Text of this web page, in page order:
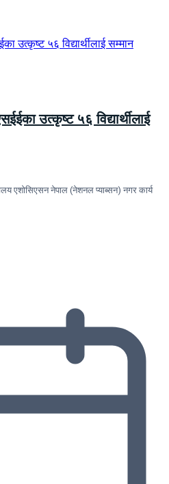
उत्कृष्ट ५६ विद्यार्थीलाई
एशोसिएसन नेपाल (नेशनल प्याब्सन) नगर कार्य